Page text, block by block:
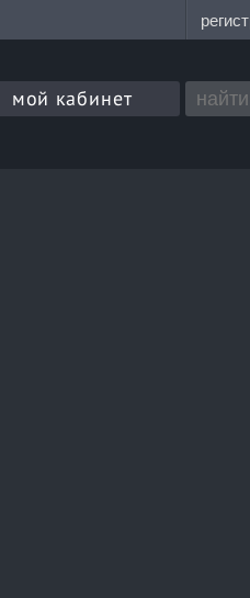
мой кабинет